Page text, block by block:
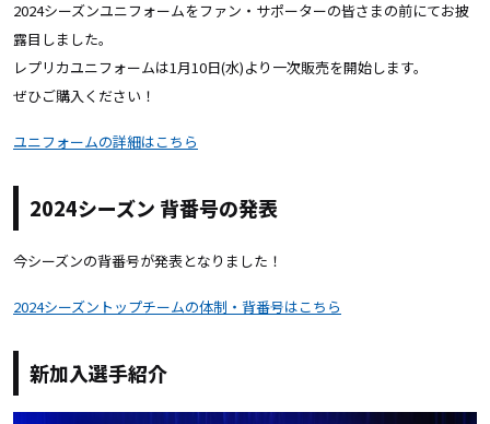
2024シーズンユニフォームをファン・サポーターの皆さまの前にてお披
露目しました。
レプリカユニフォームは1月10日(水)より一次販売を開始します。
ぜひご購入ください！
ユニフォームの詳細はこちら
2024シーズン 背番号の発表
今シーズンの背番号が発表となりました！
2024シーズントップチームの体制・背番号はこちら
新加入選手紹介